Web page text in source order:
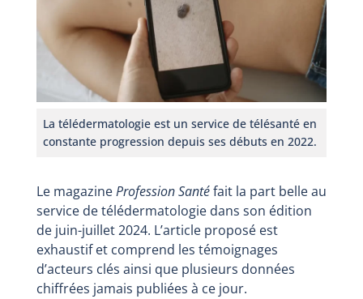
La télédermatologie est un service de télésanté en
constante progression depuis ses débuts en 2022.
Le magazineProfession Santéfait la part belle au
service de télédermatologie dans son édition
de juin-juillet 2024. L’article proposé est
exhaustif et comprend les témoignages
d’acteurs clés ainsi que plusieurs données
chiffrées jamais publiées à ce jour.